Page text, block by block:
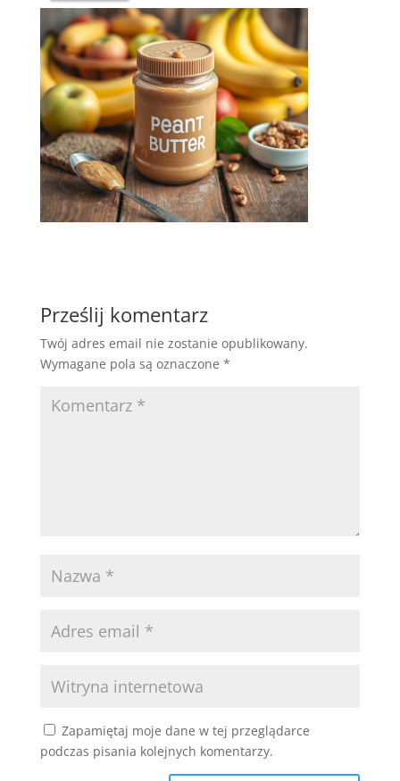
Prześlij komentarz
Twój adres email nie zostanie opublikowany.
Wymagane pola są oznaczone *
Zapamiętaj moje dane w tej przeglądarce
podczas pisania kolejnych komentarzy.